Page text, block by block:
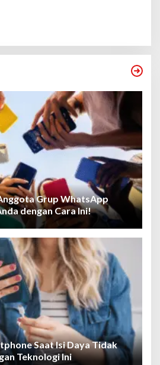
Grup WhatsApp
dengan Cara Ini!
Saat Isi Daya Tidak
Teknologi Ini